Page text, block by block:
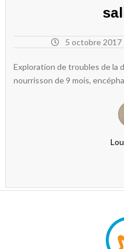
5 octobre 2017
Exploration de troubles de la
nourrisson de 9 mois,